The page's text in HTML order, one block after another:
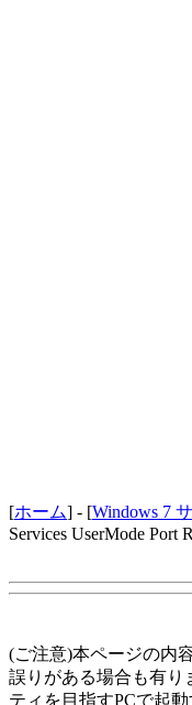
[ホーム] - [Windows 7
Services UserMode Port
(ご注意)本ページの内
誤りがある場合も有り
ティを目指すPCで起